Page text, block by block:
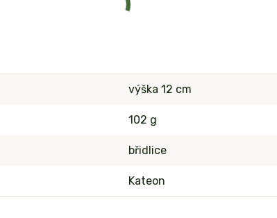
výška 12 cm
102 g
břidlice
Kateon